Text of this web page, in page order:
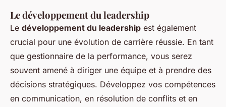
Le développement du leadership
Le développement du leadership est également
crucial pour une évolution de carrière réussie. En tant
que gestionnaire de la performance, vous serez
souvent amené à diriger une équipe et à prendre des
décisions stratégiques. Développez vos compétences
en communication, en résolution de conflits et en